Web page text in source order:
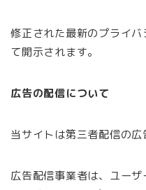
修正された最新のプライ
て開示されます。
広告の配信について
当サイトは第三者配信の広
広告配信事業者は、ユー